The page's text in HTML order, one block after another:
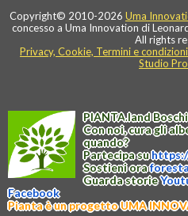
Copyright© 2010-2026 Uma
concesso a Uma Innovation di
All rights
Privacy, Cookie, Termini e condizioni
Studio
PIANTA.land
Con noi, cura gli
quando?
Partecipa su
Sostieni ora
Guarda storie
Facebook
Pianta è un progetto UMA